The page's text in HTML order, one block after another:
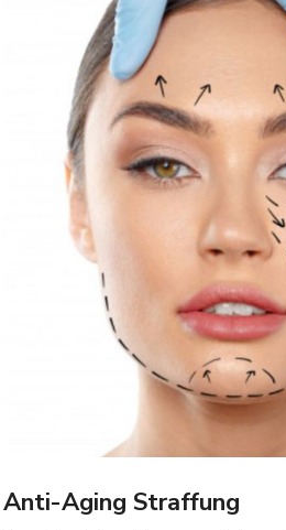
Anti-Aging Straffung